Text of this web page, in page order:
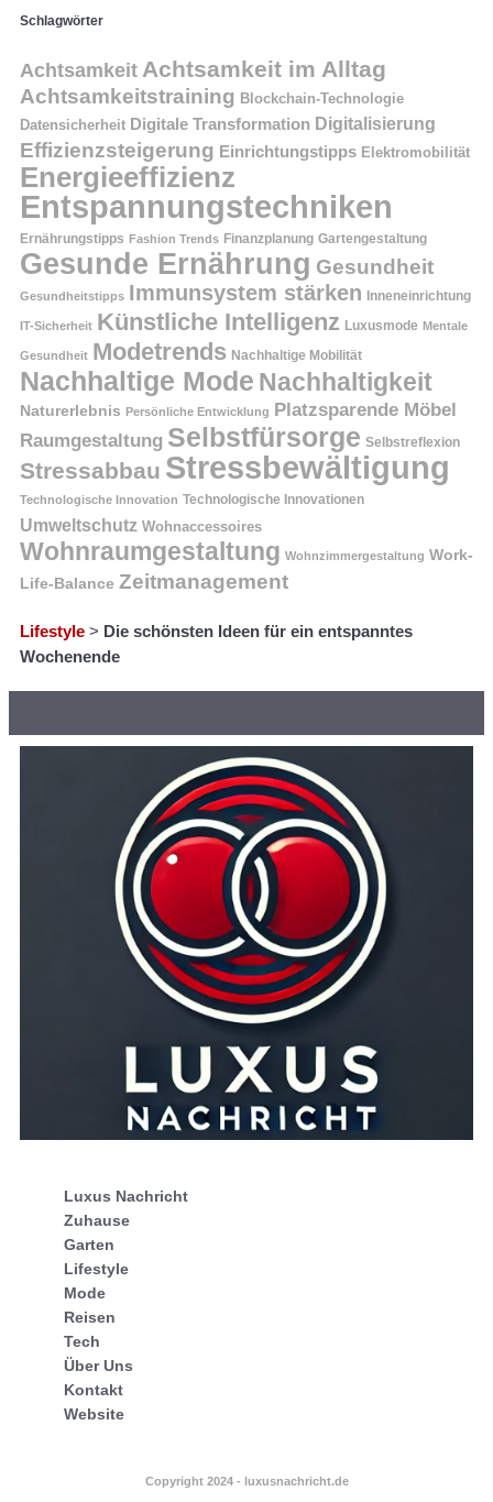
Schlagwörter
Achtsamkeit Achtsamkeit im Alltag
Achtsamkeitstraining Blockchain-Technologie
Datensicherheit Digitale Transformation Digitalisierung
Effizienzsteigerung Einrichtungstipps Elektromobilität
Energieeffizienz
Entspannungstechniken
Ernährungstipps Fashion Trends Finanzplanung Gartengestaltung
Gesunde Ernährung Gesundheit
Gesundheitstipps Immunsystem stärken Inneneinrichtung
IT-Sicherheit Künstliche Intelligenz Luxusmode Mentale
Gesundheit Modetrends Nachhaltige Mobilität
Nachhaltige Mode Nachhaltigkeit
Naturerlebnis Persönliche Entwicklung Platzsparende Möbel
Raumgestaltung Selbstfürsorge Selbstreflexion
Stressabbau Stressbewältigung
Technologische Innovation Technologische Innovationen
Umweltschutz Wohnaccessoires
Wohnraumgestaltung Wohnzimmergestaltung Work-
Life-Balance Zeitmanagement
Lifestyle > Die schönsten Ideen für ein entspanntes
Wochenende
Luxus Nachricht
Zuhause
Garten
Lifestyle
Mode
Reisen
Tech
Über Uns
Kontakt
Website
Copyright 2024 - luxusnachricht.de